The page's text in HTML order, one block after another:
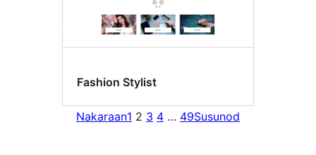
Fashion Stylist
Nakaraan1 2 3 4 … 49Susunod